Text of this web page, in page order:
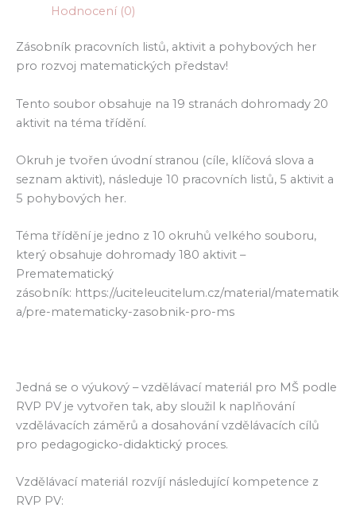
Hodnocení (0)
Zásobník pracovních listů, aktivit a pohybových her
pro rozvoj matematických představ!
Tento soubor obsahuje na 19 stranách dohromady 20
aktivit na téma třídění.
Okruh je tvořen úvodní stranou (cíle, klíčová slova a
seznam aktivit), následuje 10 pracovních listů, 5 aktivit a
5 pohybových her.
Téma třídění je jedno z 10 okruhů velkého souboru,
který obsahuje dohromady 180 aktivit –
Prematematický
zásobník: https://uciteleucitelum.cz/material/matematik
a/pre-matematicky-zasobnik-pro-ms
Jedná se o výukový – vzdělávací materiál pro MŠ podle
RVP PV je vytvořen tak, aby sloužil k naplňování
vzdělávacích záměrů a dosahování vzdělávacích cílů
pro pedagogicko-didaktický proces.
Vzdělávací materiál rozvíjí následující kompetence z
RVP PV: